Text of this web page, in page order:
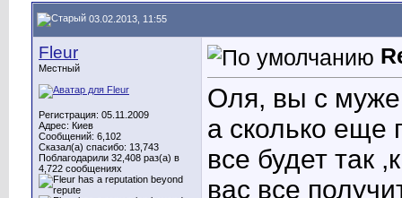
03.02.2013, 11:55
Fleur
Местный
Регистрация: 05.11.2009
Адрес: Киев
Сообщений: 6,102
Сказал(а) спасибо: 13,743
Поблагодарили 32,408 раз(а) в
4,722 сообщениях
Оля, вы с
а сколько еще
все будет так
вас все